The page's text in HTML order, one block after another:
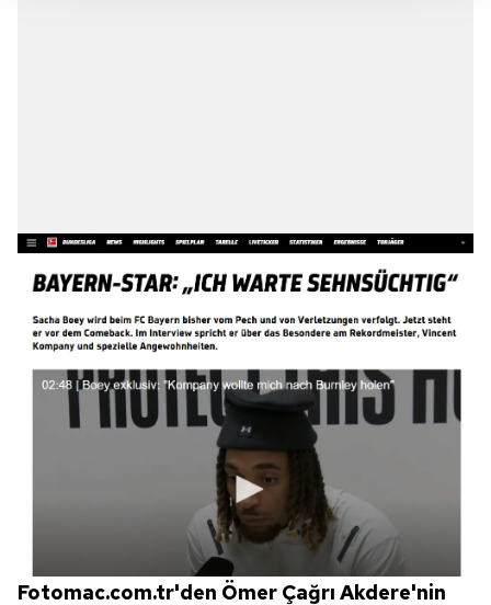
kılınması ve kişiselleştirilmesi ve sizlere yönelik
reklam/pazarlama faaliyetlerinin yapılması, amaçlarıyla
sınırlı olarak açık rızanız dahilinde kullanılacaktır.
Çerezlere ilişkin tercihlerinizi aşağıda yer alan panel
vasıtasıyla belirleyebilirsiniz. Çerezlere ilişkin detaylı bilgi
için Ayarlar butonuna tıklayabilir,Çerez Bilgilendirme
Metnimiziziyaret edebilirsiniz.
6698 sayılı Kişisel Verilerin Korunması Kanunu uyarınca
hazırlanmış Aydınlatma Metnimizi okumak ve sitemizde
ilgili mevzuata uygun olarak kullanılan çerezlerle ilgili bilgi
tıklayınız.
Fotomac.com.tr'den Ömer Çağrı Akdere'nin